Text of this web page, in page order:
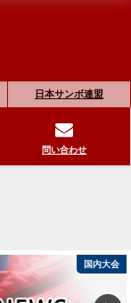
日本サンボ連盟
問い合わせ
国内大会